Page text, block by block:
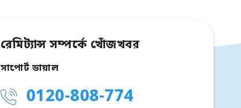
রেমিট্যান্স সম্পর্কে খোঁজখবর
সাপোর্ট ডায়াল
0120-808-774